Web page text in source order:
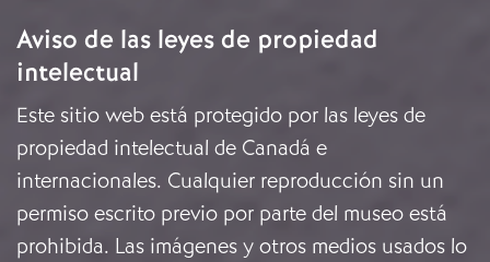
Aviso de las leyes de propiedad
intelectual
Este sitio web está protegido por las leyes de
propiedad intelectual de Canadá e
internacionales. Cualquier reproducción sin un
permiso escrito previo por parte del museo está
prohibida. Las imágenes y otros medios usados lo